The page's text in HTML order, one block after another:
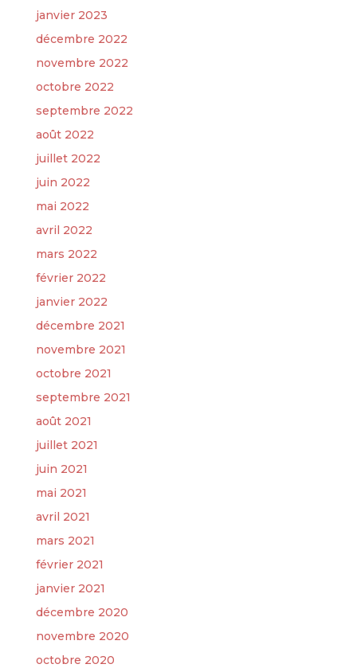
janvier 2023
décembre 2022
novembre 2022
octobre 2022
septembre 2022
août 2022
juillet 2022
juin 2022
mai 2022
avril 2022
mars 2022
février 2022
janvier 2022
décembre 2021
novembre 2021
octobre 2021
septembre 2021
août 2021
juillet 2021
juin 2021
mai 2021
avril 2021
mars 2021
février 2021
janvier 2021
décembre 2020
novembre 2020
octobre 2020